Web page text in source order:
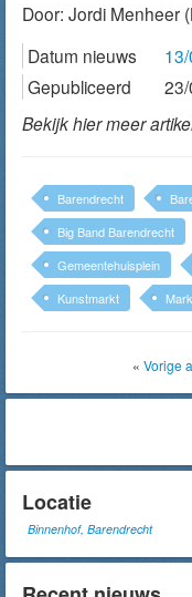
Door: Jordi Menheer
Datum nieuws
Gepubliceerd
Bekijk hier meer
Barendrecht
Big Band Barendrecht
Gemeentehuisplein
Kunstmarkt
« Vorige
Locatie
Binnenhof, Barendrecht